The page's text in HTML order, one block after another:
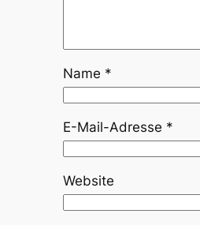
Name *
E-Mail-Adresse *
Website